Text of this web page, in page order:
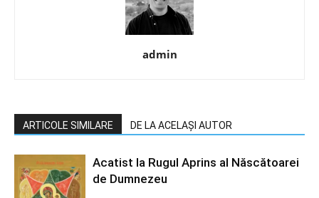
admin
ARTICOLE SIMILARE DE LA ACELAȘI AUTOR
Acatist la Rugul Aprins al Născătoarei
de Dumnezeu